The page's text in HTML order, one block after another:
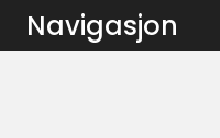
Navigasjon